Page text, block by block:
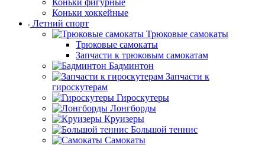
Коньки фигурные
Коньки хоккейные
Летний спорт
Трюковые самокаты
Трюковые самокаты
Запчасти к трюковым самокатам
Бадминтон
Запчасти к
гироскутерам
Гироскутеры
Лонгборды
Круизеры
Большой теннис
Самокаты